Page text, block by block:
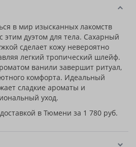
в мир изысканных лакомств
этим дуэтом для тела. Сахарный
сделает кожу невероятно
легкий тропический шлейф.
ванили завершит ритуал,
комфорта. Идеальный
сладкие ароматы и
уход.
в Тюмени за 1 780 руб.